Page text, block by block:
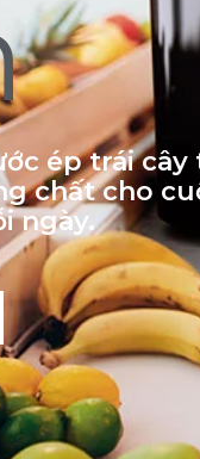
ép trái
chất cho
ngày.